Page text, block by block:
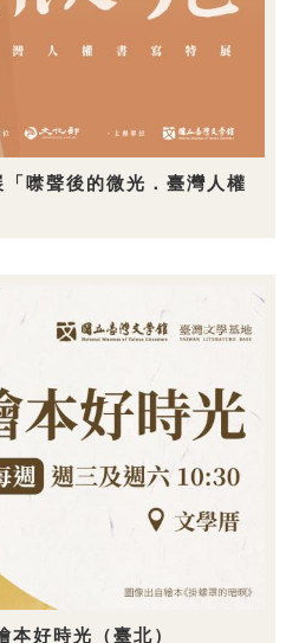
噤聲後的微光．臺灣人權
本好時光（臺北）